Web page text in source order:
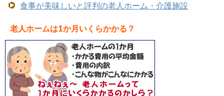
食事が美味しいと評判の老人ホーム・介護施設
老人ホームは1か月いくらかかる？